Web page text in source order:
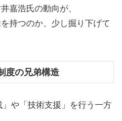
嘉浩氏の動向が、
持つのか、少し掘り下げて
の兄弟構造
や「技術支援」を行う一方